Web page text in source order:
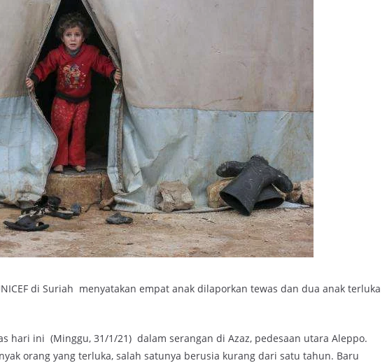
di Suriah menyatakan empat anak dilaporkan tewas dan dua anak terluka
hari ini (Minggu, 31/1/21) dalam serangan di Azaz, pedesaan utara Aleppo.
orang yang terluka, salah satunya berusia kurang dari satu tahun. Baru